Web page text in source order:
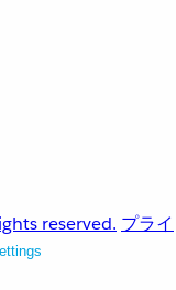
reserved. プライ